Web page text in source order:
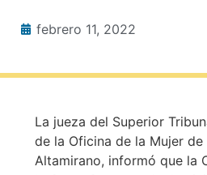
febrero 11, 2022
La jueza del Superior
de la Oficina de la Mujer de
Altamirano, informó que la